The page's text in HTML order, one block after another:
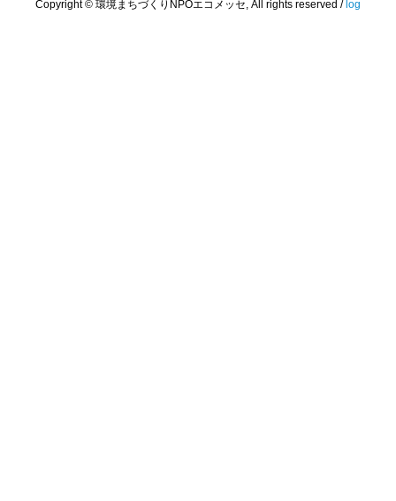
Copyright © 環境まちづくりNPOエコメッセ, All rights reserved / log